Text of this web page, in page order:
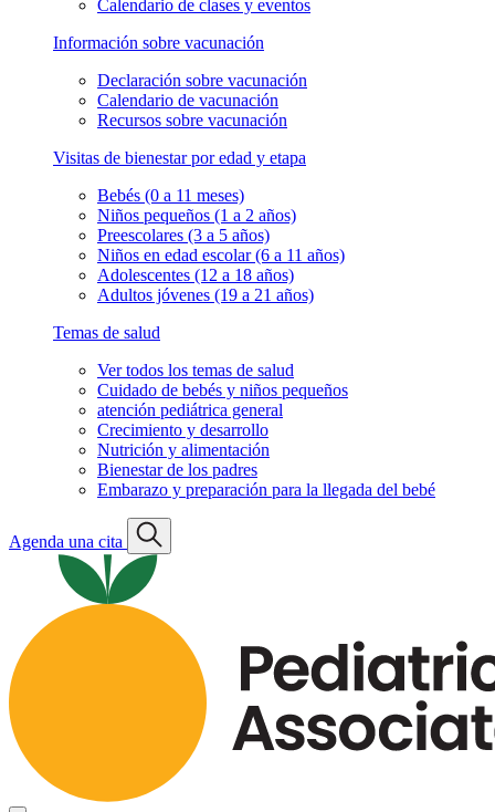
Calendario de clases y eventos
Información sobre vacunación
Declaración sobre vacunación
Calendario de vacunación
Recursos sobre vacunación
Visitas de bienestar por edad y etapa
Bebés (0 a 11 meses)
Niños pequeños (1 a 2 años)
Preescolares (3 a 5 años)
Niños en edad escolar (6 a 11 años)
Adolescentes (12 a 18 años)
Adultos jóvenes (19 a 21 años)
Temas de salud
Ver todos los temas de salud
Cuidado de bebés y niños pequeños
atención pediátrica general
Crecimiento y desarrollo
Nutrición y alimentación
Bienestar de los padres
Embarazo y preparación para la llegada del bebé
Agenda una cita